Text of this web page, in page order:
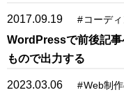
2017.09.19 #コーディ
WordPressで前後記事
もので出力する
2023.03.06 #Web制